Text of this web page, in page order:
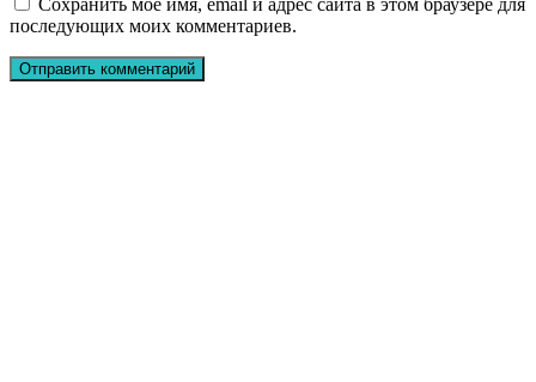
последующих моих комментариев.